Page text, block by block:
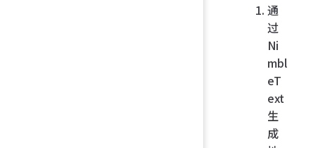
通
过
Ni
mbl
eT
ext
生
成